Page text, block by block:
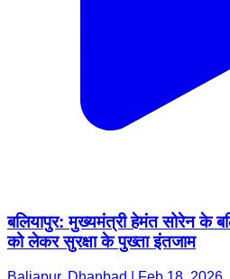
बलियापुर: मुख्यमंत्री हेमंत सोरेन के
को लेकर सुरक्षा के पुख्ता इंतजाम